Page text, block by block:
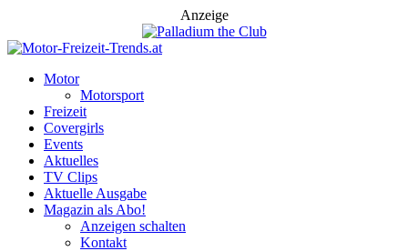
Anzeige
Motor
Motorsport
Freizeit
Covergirls
Events
Aktuelles
TV Clips
Aktuelle Ausgabe
Magazin als Abo!
Anzeigen schalten
Kontakt